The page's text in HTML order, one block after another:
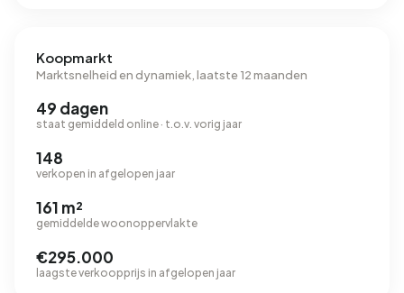
Koopmarkt
Marktsnelheid en dynamiek, laatste 12 maanden
49 dagen
staat gemiddeld online · t.o.v. vorig jaar
148
verkopen in afgelopen jaar
161 m²
gemiddelde woonoppervlakte
€295.000
laagste verkoopprijs in afgelopen jaar